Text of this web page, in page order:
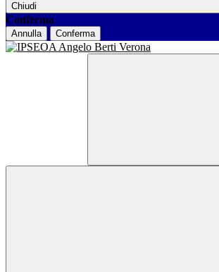
Chiudi
Conferma
Annulla Conferma